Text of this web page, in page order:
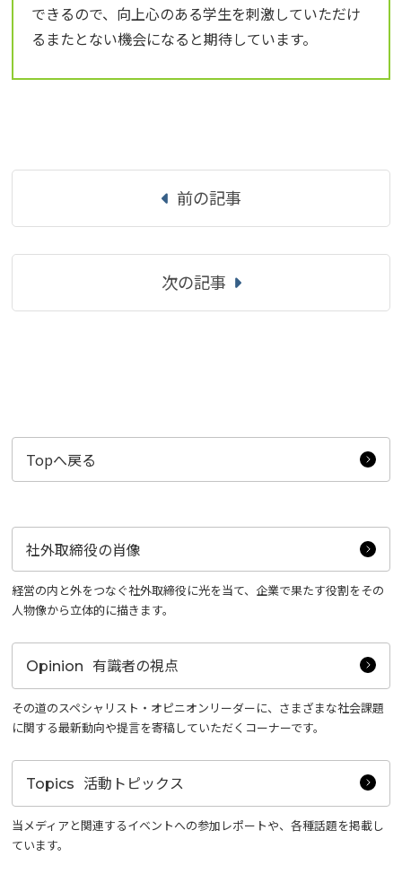
できるので、向上心のある学生を刺激していただけ
るまたとない機会になると期待しています。
前の記事
次の記事
Topへ戻る
社外取締役の肖像
経営の内と外をつなぐ社外取締役に光を当て、企業で果たす役割をその
人物像から立体的に描きます。
Opinion 有識者の視点
その道のスペシャリスト・オピニオンリーダーに、さまざまな社会課題
に関する最新動向や提言を寄稿していただくコーナーです。
Topics 活動トピックス
当メディアと関連するイベントへの参加レポートや、各種話題を掲載し
ています。